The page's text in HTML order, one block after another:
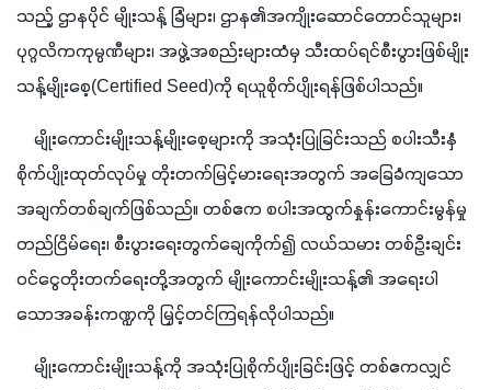
သည့် ဌာနပိုင် မျိုးသန့် ခြံများ၊ ဌာန၏အကျိုးဆောင်တောင်သူများ၊
ပုဂ္ဂလိကကုမ္ပဏီများ၊ အဖွဲ့အစည်းများထံမှ သီးထပ်ရင်စီးပွားဖြစ်မျိုး
သန့်မျိုးစေ့(Certified Seed)ကို ရယူစိုက်ပျိုးရန်ဖြစ်ပါသည်။
မျိုးကောင်းမျိုးသန့်မျိုးစေ့များကို အသုံးပြုခြင်းသည် စပါးသီးနှံ
စိုက်ပျိုးထုတ်လုပ်မှု တိုးတက်မြင့်မားရေးအတွက် အခြေခံကျသော
အချက်တစ်ချက်ဖြစ်သည်။ တစ်ဧက စပါးအထွက်နှုန်းကောင်းမွန်မှု
တည်ငြိမ်ရေး၊ စီးပွားရေးတွက်ချေကိုက်၍ လယ်သမား တစ်ဦးချင်း
ဝင်ငွေတိုးတက်ရေးတို့အတွက် မျိုးကောင်းမျိုးသန့်၏ အရေးပါ
သောအခန်းကဏ္ဍကို မြှင့်တင်ကြရန်လိုပါသည်။
မျိုးကောင်းမျိုးသန့်ကို အသုံးပြုစိုက်ပျိုးခြင်းဖြင့် တစ်ဧကလျှင်